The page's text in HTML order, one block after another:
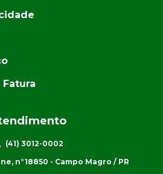
Fatura
(41) 3012-0002
n°18850 - Campo Magro / PR